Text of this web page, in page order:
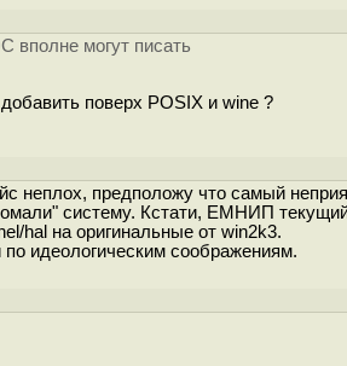
вполне могут писать
поверх POSIX и wine ?
неплох, предположу что самый
систему. Кстати, ЕМНИП
hal на оригинальные от win2k3.
идеологическим соображениям.